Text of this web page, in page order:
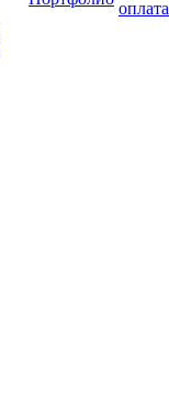
оплата